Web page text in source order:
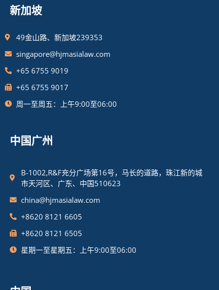
新加坡
49金山路、新加坡239353
singapore@hjmasialaw.com
+65 6755 9019
+65 6755 9017
周一至周五：上午9:00至06:00
中国广州
B-1002,R&F充分广场第16号，马长的道路，珠江新的城
市天河区、广东、中国510623
china@hjmasialaw.com
+8620 8121 6605
+8620 8121 6505
星期一至星期五：上午9:00至06:00